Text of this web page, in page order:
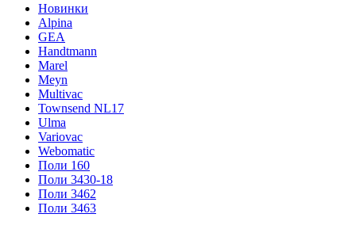
Новинки
Alpina
GEA
Handtmann
Marel
Meyn
Multivac
Townsend NL17
Ulma
Variovac
Webomatic
Поли 160
Поли 3430-18
Поли 3462
Поли 3463